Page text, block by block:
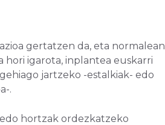
gertatzen da, eta normalean
igarota, inplantea euskarri
jartzeko -estalkiak- edo
.
hortzak ordezkatzeko